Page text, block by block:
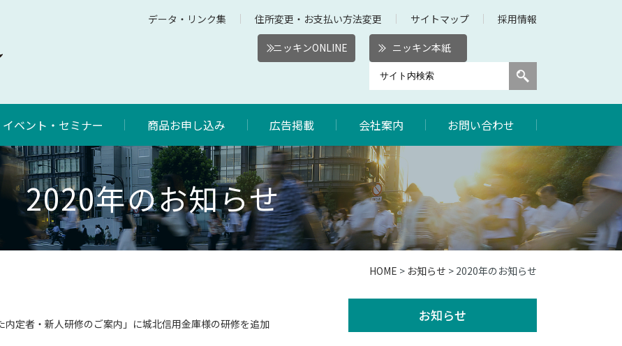
データ・リンク集 住所変更・お支払い方法変更 サイトマップ 採用情報
ニッキンONLINE ニッキン本紙
イベント・セミナー 商品お申し込み 広告掲載 会社案内 お問い合わせ
2020年のお知らせ
HOME > お知らせ > 2020年のお知らせ
内定者・新人研修のご案内」に城北信用金庫様の研修を追加 お知らせ